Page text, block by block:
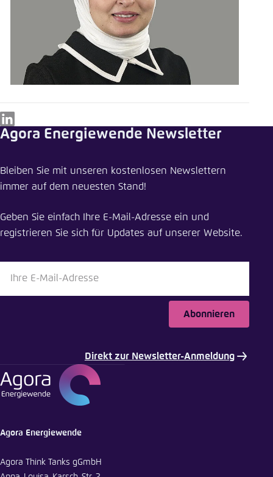
LinkedIn
Agora Energiewende Newsletter
Bleiben Sie mit unseren kostenlosen Newslettern
immer auf dem neuesten Stand!
Geben Sie einfach Ihre E-Mail-Adresse ein und
registrieren Sie sich für Updates auf unserer Website.
Abonnieren
Direkt zur Newsletter-Anmeldung
Agora Energiewende
Agora Think Tanks gGmbH